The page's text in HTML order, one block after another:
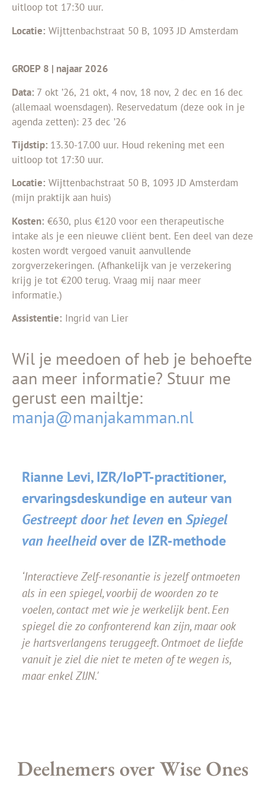
uitloop tot 17:30 uur.
Locatie: Wijttenbachstraat 50 B, 1093 JD Amsterdam
GROEP 8 | najaar 2026
Data: 7 okt ’26, 21 okt, 4 nov, 18 nov, 2 dec en 16 dec
(allemaal woensdagen). Reservedatum (deze ook in je
agenda zetten): 23 dec ’26
Tijdstip: 13.30-17.00 uur. Houd rekening met een
uitloop tot 17:30 uur.
Locatie: Wijttenbachstraat 50 B, 1093 JD Amsterdam
(mijn praktijk aan huis)
Kosten: €630, plus €120 voor een therapeutische
intake als je een nieuwe cliënt bent. Een deel van deze
kosten wordt vergoed vanuit aanvullende
zorgverzekeringen. (Afhankelijk van je verzekering
krijg je tot €200 terug. Vraag mij naar meer
informatie.)
Assistentie: Ingrid van Lier
Wil je meedoen of heb je behoefte
aan meer informatie? Stuur me
gerust een mailtje:
manja@manjakamman.nl
Rianne Levi, IZR/IoPT-practitioner,
ervaringsdeskundige en auteur van
Gestreept door het leven en Spiegel
van heelheidover de IZR-methode
‘Interactieve Zelf-resonantie is jezelf ontmoeten
als in een spiegel, voorbij de woorden zo te
voelen, contact met wie je werkelijk bent. Een
spiegel die zo confronterend kan zijn, maar ook
je hartsverlangens teruggeeft. Ontmoet de liefde
vanuit je ziel die niet te meten of te wegen is,
maar enkel ZIJN.'
Deelnemers over Wise Ones